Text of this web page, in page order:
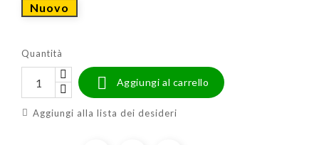
Nuovo
Quantità
 Aggiungi al carrello
Aggiungi alla lista dei desideri